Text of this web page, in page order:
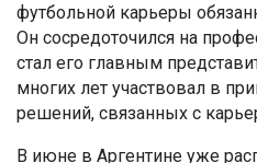
футбольной карьеры
Он сосредоточился на
стал его главным
многих лет участвовал в
решений, связанных с
В июне в Аргентине уже